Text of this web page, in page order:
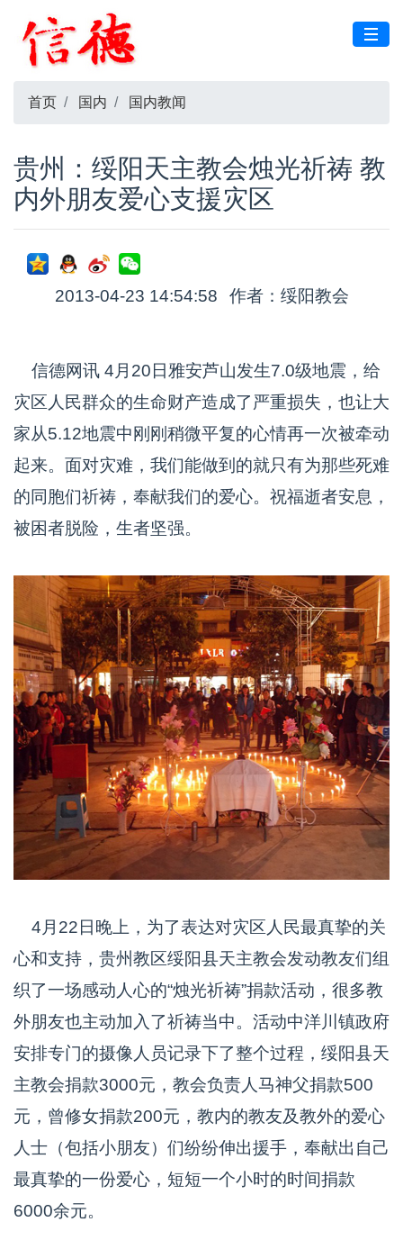
首页 国内 国内教闻
贵州：绥阳天主教会烛光祈祷 教
内外朋友爱心支援灾区
2013-04-23 14:54:58 作者：绥阳教会
信德网讯 4月20日雅安芦山发生7.0级地震，给
灾区人民群众的生命财产造成了严重损失，也让大
家从5.12地震中刚刚稍微平复的心情再一次被牵动
起来。面对灾难，我们能做到的就只有为那些死难
的同胞们祈祷，奉献我们的爱心。祝福逝者安息，
被困者脱险，生者坚强。
4月22日晚上，为了表达对灾区人民最真挚的关
心和支持，贵州教区绥阳县天主教会发动教友们组
织了一场感动人心的“烛光祈祷”捐款活动，很多教
外朋友也主动加入了祈祷当中。活动中洋川镇政府
安排专门的摄像人员记录下了整个过程，绥阳县天
主教会捐款3000元，教会负责人马神父捐款500
元，曾修女捐款200元，教内的教友及教外的爱心
人士（包括小朋友）们纷纷伸出援手，奉献出自己
最真挚的一份爱心，短短一个小时的时间捐款
6000余元。